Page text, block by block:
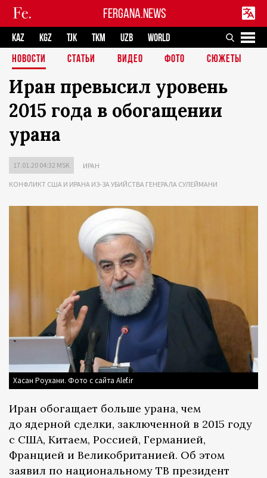
FERGANA.NEWS
KAZ KGZ TJK TKM UZB
WORLD
НОВОСТИ
СТАТЬИ ВИДЕО ФОТО СЮЖЕТЫ
Иран превысил уровень
2015 года в обогащении
урана
17.01.20 04:32 MSK ИРАН
КОНФЛИКТ США И ИРАНА ИЗ-ЗА УБИЙСТВА ГЕНЕРАЛА СУЛЕЙМАНИ
Хасан Роухани. Фото с сайта Alef.ir
Иран обогащает больше урана, чем
до ядерной сделки, заключенной в 2015 году
с США, Китаем, Россией, Германией,
Францией и Великобританией. Об этом
заявил по национальному ТВ президент